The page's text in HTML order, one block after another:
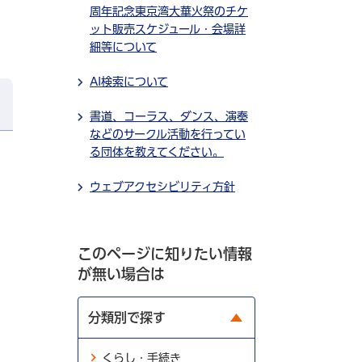
周年記念東京湾大華火祭のチケ
ット販売スケジュール・会場詳
細等について
AI検索について
書道、コーラス、ダンス、演奏
などのサークル活動を行ってい
る団体を教えてください。
ウェブアクセシビリティ方針
このページに知りたい情報
が無い場合は
分類別で探す
くらし・手続き